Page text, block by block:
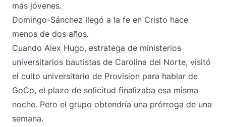
más jóvenes.
Domingo-Sánchez llegó a la fe en Cristo hace
menos de dos años.
Cuando Alex Hugo, estratega de ministerios
universitarios bautistas de Carolina del Norte, visitó
el culto universitario de Provision para hablar de
GoCo, el plazo de solicitud finalizaba esa misma
noche. Pero el grupo obtendría una prórroga de una
semana.